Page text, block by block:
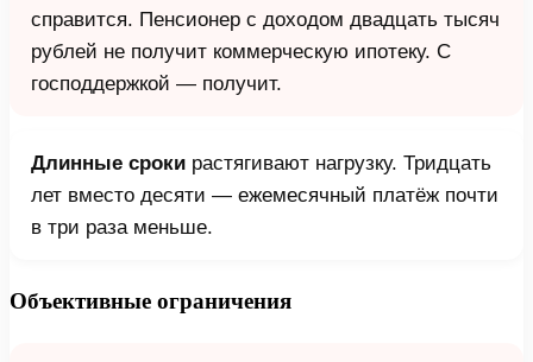
справится. Пенсионер с доходом двадцать тысяч
рублей не получит коммерческую ипотеку. С
господдержкой — получит.
Длинные сроки растягивают нагрузку. Тридцать
лет вместо десяти — ежемесячный платёж почти
в три раза меньше.
Объективные ограничения